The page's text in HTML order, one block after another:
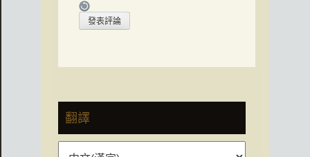
翻譯